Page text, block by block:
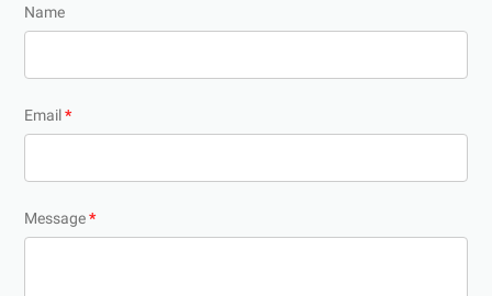
Name
Email *
Message*